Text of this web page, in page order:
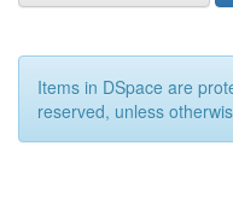
Items in DSpace are
reserved, unless